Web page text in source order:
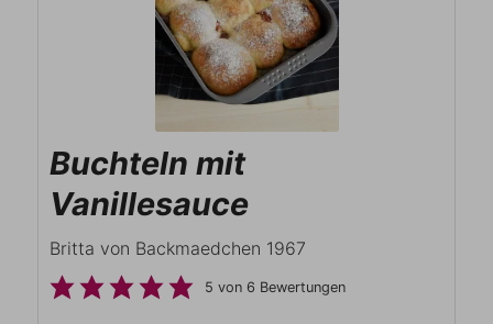
Buchteln mit
Vanillesauce
Britta von Backmaedchen 1967
5 von 6 Bewertungen